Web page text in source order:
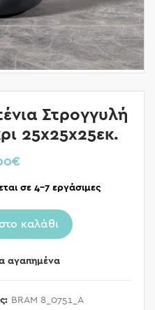
Στρογγυλή
25x25x25εκ.
€
σε 4-7 εργάσιμες
καλάθι
αγαπημένα
BRAM 8_0751_A